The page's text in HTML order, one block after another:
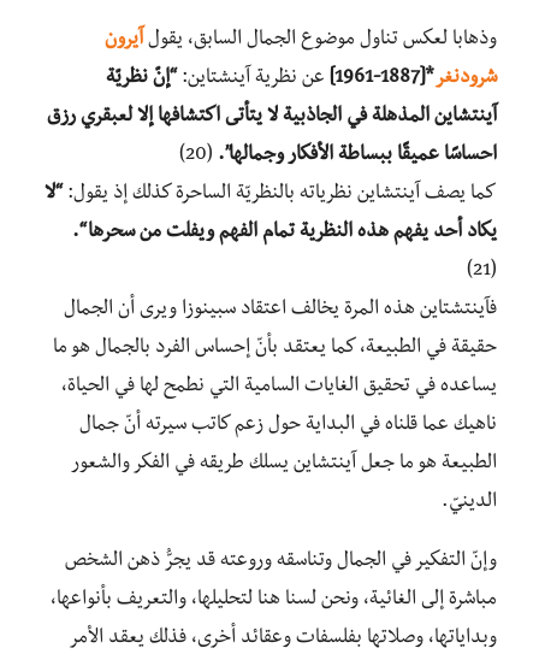
وذهابا لعكس تناول موضوع الجمال السابق، يقول آيرون
شرودنغر*[1887-1961] عن نظرية آينشتاين: “إنّ نظريّة
آينتشاين المذهلة في الجاذبية لا يتأتى اكتشافها إلا لعبقري رزق
احساسًا عميقًا ببساطة الأفكار وجمالها”. (20)
كما يصف آينتشاين نظرياته بالنظريّة الساحرة كذلك إذ يقول: “لا
يكاد أحد يفهم هذه النظرية تمام الفهم ويفلت من سحرها “.
(21)
فآينتشتاين هذه المرة يخالف اعتقاد سبينوزا ويرى أن الجمال
حقيقة في الطبيعة، كما يعتقد بأنّ إحساس الفرد بالجمال هو ما
يساعده في تحقيق الغايات السامية التي نطمح لها في الحياة،
ناهيك عما قلناه في البداية حول زعم كاتب سيرته أنّ جمال
الطبيعة هو ما جعل آينتشاين يسلك طريقه في الفكر والشعور
الدينيّ.
وإنّ التفكير في الجمال وتناسقه وروعته قد يجرُّ ذهن الشخص
مباشرة إلى الغائية، ونحن لسنا هنا لتحليلها، والتعريف بأنواعها،
وبداياتها، وصلاتها بفلسفات وعقائد أخرى، فذلك يعقد الأمر